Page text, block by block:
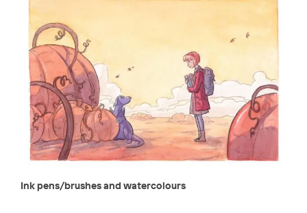
Ink pens/brushes and watercolours